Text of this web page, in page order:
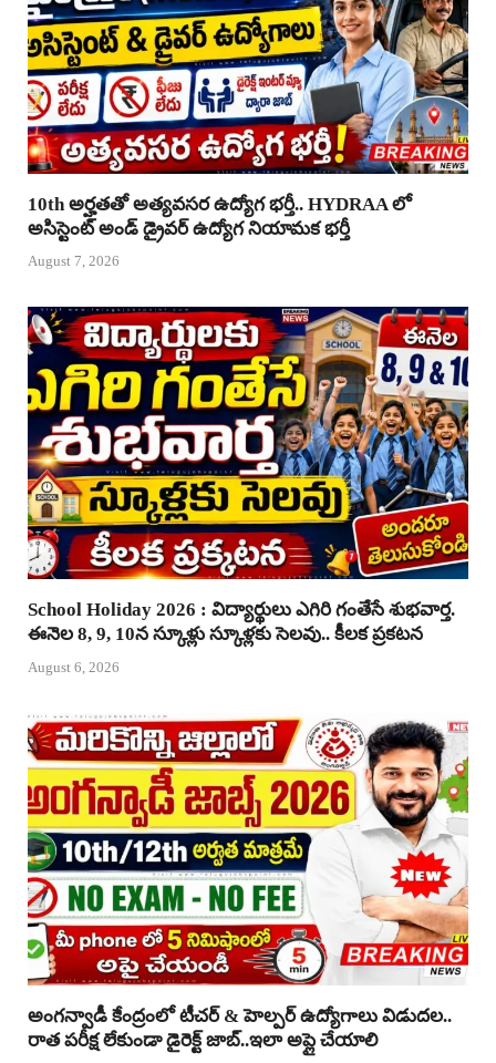
10th అర్హతతో అత్యవసర ఉద్యోగ భర్తీ.. HYDRAA లో
అసిస్టెంట్ అండ్ డ్రైవర్ ఉద్యోగ నియామక భర్తీ
August 7, 2026
School Holiday 2026 : విద్యార్థులు ఎగిరి గంతేసే శుభవార్త.
ఈనెల 8, 9, 10న స్కూళ్లు స్కూళ్లకు సెలవు.. కీలక ప్రకటన
August 6, 2026
అంగన్వాడీ కేంద్రంలో టీచర్ & హెల్పర్ ఉద్యోగాలు విడుదల..
రాత పరీక్ష లేకుండా డైరెక్ట్ జాబ్..ఇలా అప్లై చేయాలి